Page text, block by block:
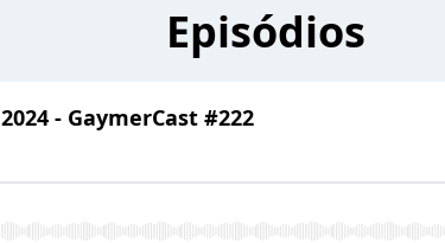
Episódios
- GaymerCast #222